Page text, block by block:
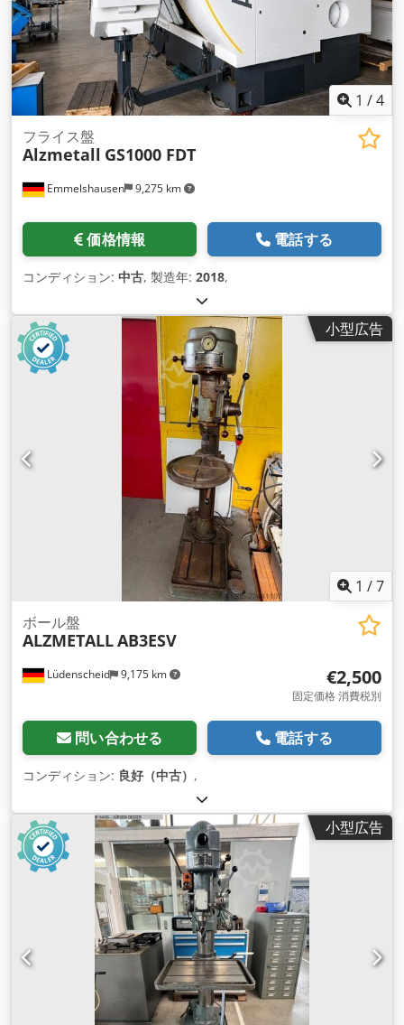
1 /4
Emmelshausen 9,275 km
フライス盤
Alzmetall GS1000 FDT
価格情報 電話する
コンディション: 中古, 製造年: 2018,
小型広告
1 /7
Lüdenscheid 9,175 km
ボール盤
ALZMETALLAB3ESV
€2,500
固定価格 消費税別
問い合わせる 電話する
コンディション: 良好（中古） ,
小型広告